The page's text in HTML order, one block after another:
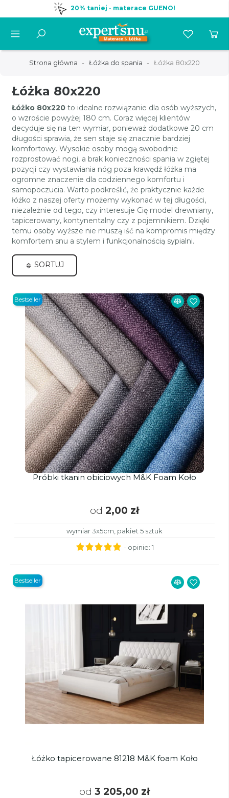
20% taniej - materace GUENO!
Strona główna Łóżka do spania Łóżka 80x220
Łóżka 80x220
Łóżko 80x220 to idealne rozwiązanie dla osób wyższych,
o wzroście powyżej 180 cm. Coraz więcej klientów
decyduje się na ten wymiar, ponieważ dodatkowe 20 cm
długości sprawia, że sen staje się znacznie bardziej
komfortowy. Wysokie osoby mogą swobodnie
rozprostować nogi, a brak konieczności spania w zgiętej
pozycji czy wystawiania nóg poza krawędź łóżka ma
ogromne znaczenie dla codziennego komfortu i
samopoczucia. Warto podkreślić, że praktycznie każde
łóżko z naszej oferty możemy wykonać w tej długości,
niezależnie od tego, czy interesuje Cię model drewniany,
tapicerowany, kontynentalny czy z pojemnikiem. Dzięki
temu osoby wyższe nie muszą iść na kompromis między
komfortem snu a stylem i funkcjonalnością sypialni.
SORTUJ
Próbki tkanin obiciowych M&K Foam Koło
od 2,00 zł
wymiar 3x5cm, pakiet 5 sztuk
Bestseller
- opinie: 1
Łóżko tapicerowane 81218 M&K foam Koło
od 3 205,00 zł
Bestseller